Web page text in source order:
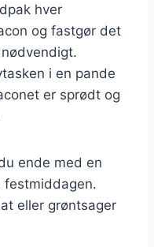
hver
og fastgør det
i en pande
er sprødt og
ende med en
eller grøntsager